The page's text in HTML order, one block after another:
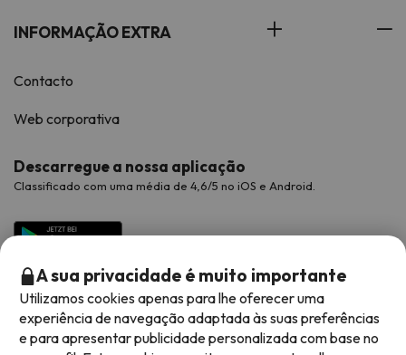
INFORMAÇÃO EXTRA
Contacto
Web corporativa
Descarregue a nossa aplicação
Classificado com uma média de 4,6/5 no iOS e Android.
A sua privacidade é muito importante
Utilizamos cookies apenas para lhe oferecer uma
experiência de navegação adaptada às suas preferências
e para apresentar publicidade personalizada com base no